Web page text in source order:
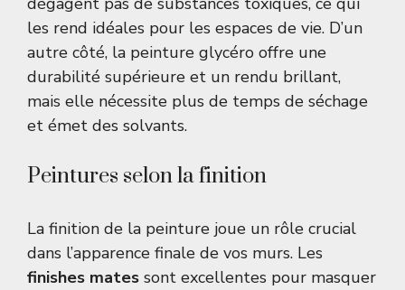
les rend idéales pour les espaces de vie. D’un
autre côté, la peinture glycéro offre une
durabilité supérieure et un rendu brillant,
mais elle nécessite plus de temps de séchage
et émet des solvants.
Peintures selon la finition
La finition de la peinture joue un rôle crucial
dans l’apparence finale de vos murs. Les
finishes mates sont excellentes pour masquer